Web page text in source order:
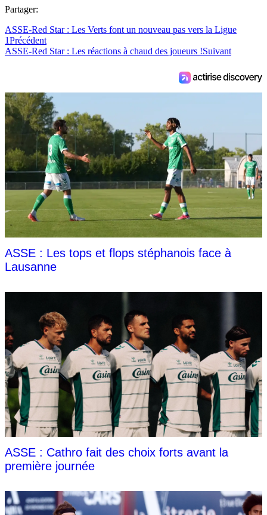
Partager:
ASSE-Red Star : Les Verts font un nouveau pas vers la Ligue
1Précédent
ASSE-Red Star : Les réactions à chaud des joueurs !Suivant
ASSE : Les tops et flops stéphanois face à
Lausanne
ASSE : Cathro fait des choix forts avant la
première journée